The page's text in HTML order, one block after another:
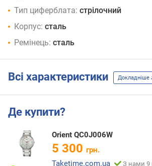
Тип циферблата: стрілочний
Корпус: сталь
Ремінець: сталь
Всі характеристики Докладніше
Де купити?
Orient QC0J006W
5 300 грн.
Taketime.com.ua
З нами 9